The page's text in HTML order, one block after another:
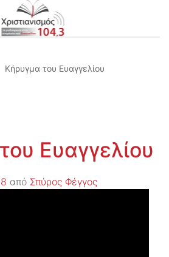
Κήρυγμα του Ευαγγελίου
Ευαγγελίου
από Σπύρος Φέγγος